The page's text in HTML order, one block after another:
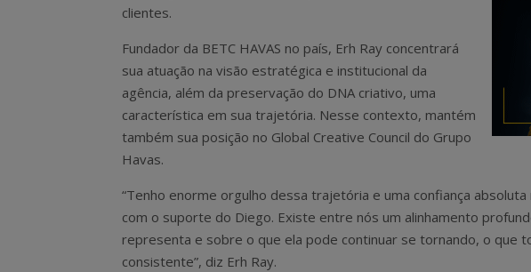
clientes.
Fundador da BETC HAVAS no país, Erh Ray concentrará
sua atuação na visão estratégica e institucional da
agência, além da preservação do DNA criativo, uma
característica em sua trajetória. Nesse contexto, mantém
também sua posição no Global Creative Council do Grupo
Havas.
“Tenho enorme orgulho dessa trajetória e uma confiança
com o suporte do Diego. Existe entre nós um alinhamento
representa e sobre o que ela pode continuar se tornando, o que
consistente”, diz Erh Ray.